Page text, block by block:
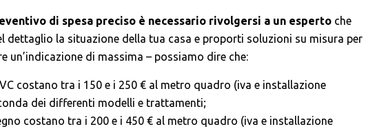
di spesa preciso è necessario rivolgersi a un esperto che
dettaglio la situazione della tua casa e proporti soluzioni su misura per
un’indicazione di massima – possiamo dire che:
costano tra i 150 e i 250 € al metro quadro (iva e installazione
dei differenti modelli e trattamenti;
costano tra i 200 e i 450 € al metro quadro (iva e installazione